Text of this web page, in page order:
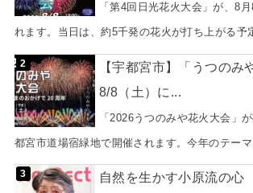
「第4回日光花火大会」が、8
れます。当日は、約5千発の花火が打ち上がる予
【宇都宮市】「うつのみ
8/8（土）に...
「2026うつのみや花火大会」
都宮市道場宿緑地で開催されます。今年のテーマ
自然を生かす小原流の